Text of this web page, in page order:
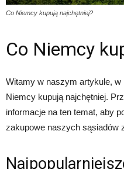
Co Niemcy kupują najchętniej?
Co Niemcy
Witamy w naszym artykule,
Niemcy kupują najchętniej.
informacje na ten temat, aby
zakupowe naszych sąsiadów